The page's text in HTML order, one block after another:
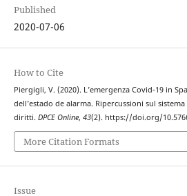
Published
2020-07-06
How to Cite
Piergigli, V. (2020). L’emergenza Covid-19 in
dell’estado de alarma. Ripercussioni sul
diritti. DPCE Online, 43(2). https://doi.org/
More Citation Formats
Issue